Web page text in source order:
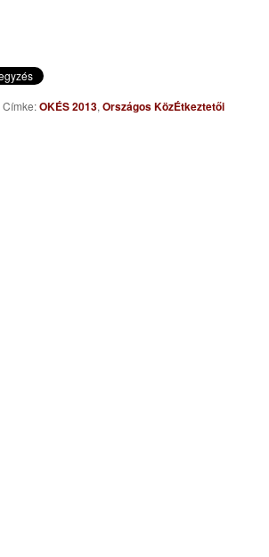
Címke:OKÉS 2013, Országos KözÉtkeztetői